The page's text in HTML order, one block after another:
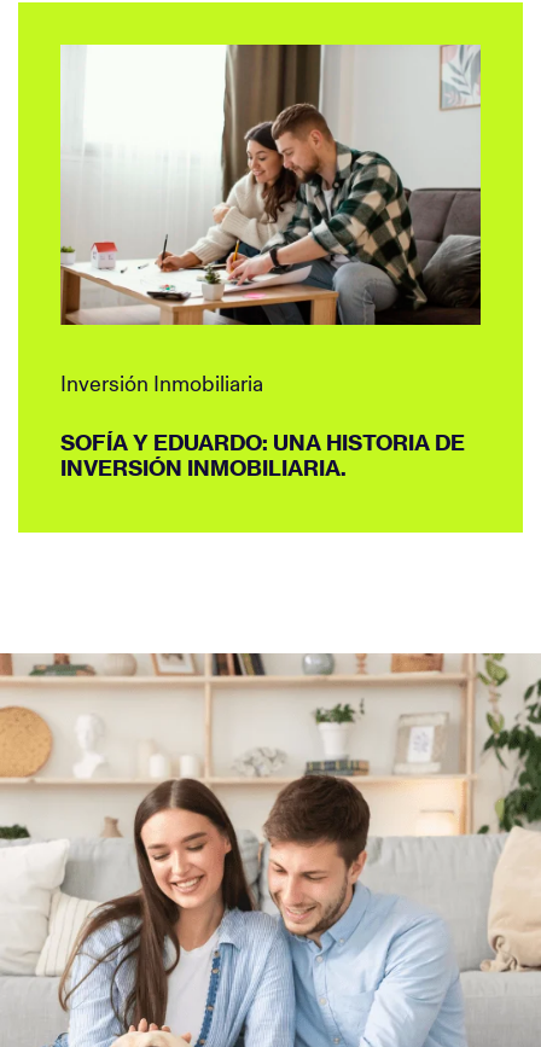
Inversión Inmobiliaria
SOFÍA Y EDUARDO: UNA HISTORIA DE
INVERSIÓN INMOBILIARIA.